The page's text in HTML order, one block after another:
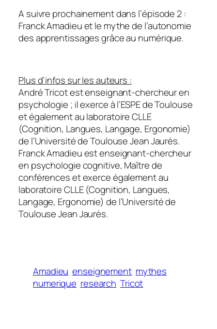
A suivre prochainement dans l’épisode 2 :
Franck Amadieu et le mythe de l’autonomie
des apprentissages grâce au numérique.
Plus d’infos sur les auteurs :
André Tricot est enseignant-chercheur en
psychologie ; il exerce à l’ESPE de Toulouse
et également au laboratoire CLLE
(Cognition, Langues, Langage, Ergonomie)
de l’Université de Toulouse Jean Jaurès.
Franck Amadieu est enseignant-chercheur
en psychologie cognitive, Maître de
conférences et exerce également au
laboratoire CLLE (Cognition, Langues,
Langage, Ergonomie) de l’Université de
Toulouse Jean Jaurès.
Amadieu enseignement mythes
numerique research Tricot